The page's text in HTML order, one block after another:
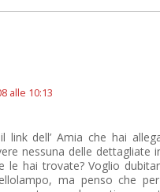
alle 10:13
link dell’ Amia che hai
nessuna delle dettagliate
le hai trovate? Voglio
ma penso che